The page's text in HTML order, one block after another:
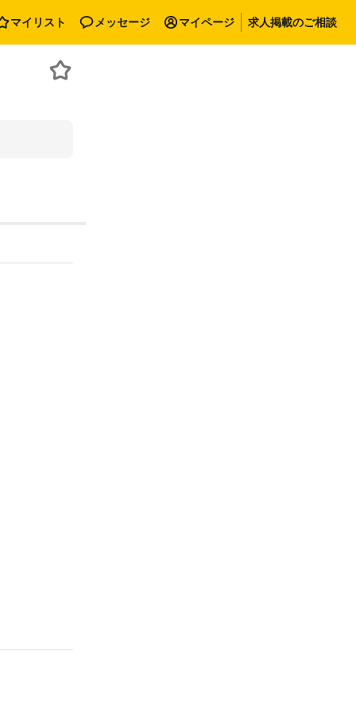
マイリスト メッセージ マイページ 求人掲載のご相談